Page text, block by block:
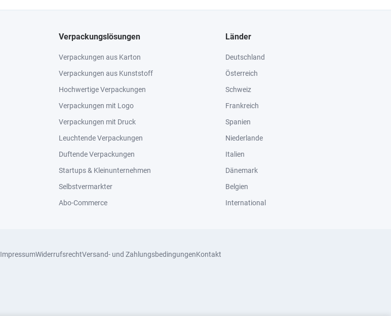
Verpackungslösungen
Verpackungen aus Karton
Verpackungen aus Kunststoff
Hochwertige Verpackungen
Verpackungen mit Logo
Verpackungen mit Druck
Leuchtende Verpackungen
Duftende Verpackungen
Startups & Kleinunternehmen
Selbstvermarkter
Abo-Commerce
Länder
Deutschland
Österreich
Schweiz
Frankreich
Spanien
Niederlande
Italien
Dänemark
Belgien
International
ImpressumWiderrufsrechtVersand- und ZahlungsbedingungenKontakt